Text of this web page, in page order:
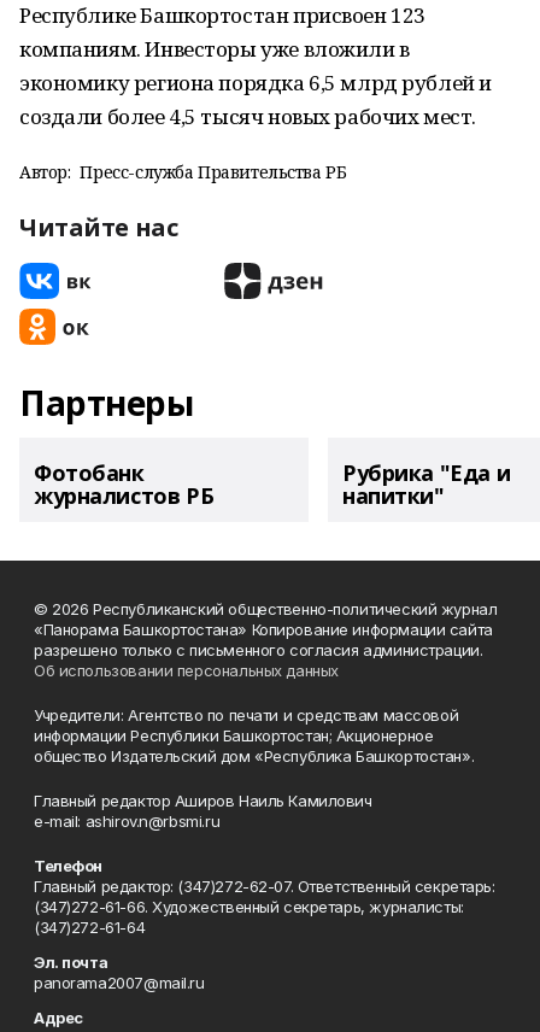
Республике Башкортостан присвоен 123
компаниям. Инвесторы уже вложили в
экономику региона порядка 6,5 млрд рублей и
создали более 4,5 тысяч новых рабочих мест.
Автор: Пресс-служба Правительства РБ
Читайте нас
Партнеры
Фотобанк
журналистов РБ
Рубрика "Еда и
напитки"
© 2026 Республиканский общественно-политический журнал
«Панорама Башкортостана» Копирование информации сайта
разрешено только с письменного согласия администрации.
Об использовании персональных данных
Учредители: Агентство по печати и средствам массовой
информации Республики Башкортостан; Акционерное
общество Издательский дом «Республика Башкортостан».
Главный редактор Аширов Наиль Камилович
e-mail: ashirov.n@rbsmi.ru
Телефон
Главный редактор: (347)272-62-07. Ответственный секретарь:
(347)272-61-66. Художественный секретарь, журналисты:
(347)272-61-64
Эл. почта
panorama2007@mail.ru
Адрес